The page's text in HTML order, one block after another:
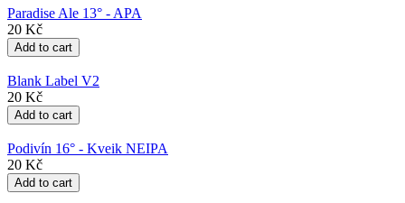
Paradise Ale 13° - APA
20 Kč
Blank Label V2
20 Kč
Podivín 16° - Kveik NEIPA
20 Kč